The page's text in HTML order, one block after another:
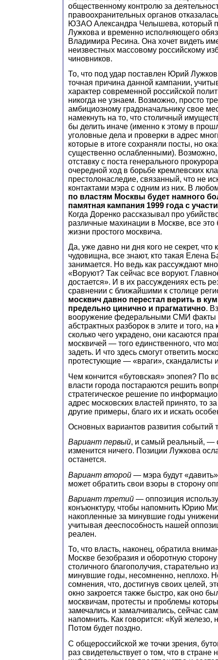
общественному контролю за
правоохранительных органов
ЮЗАО Александра Челышева, который
Лужкова и временно исполняющего
Владимира Ресина. Она хочет видеть
неизвестных массовому российскому
чиновников.
То, что под удар поставлен Юрий
точная причина данной кампании,
характер современной российской
никогда не узнаем. Возможно, просто
амбициозному градоначальнику свое
намекнуть на то, что столичный
бы делить иначе (именно к этому в
уголовные дела и проверки в адрес
которые в итоге сохраняли посты, но
существенно ослабленными).
отставку с поста генерального
очередной ход в борьбе кремлевских
престолонаследие, связанный, что не
контактами мэра с одним из них. В
по властям Москвы будет намного
памятная кампания 1999 года с
Когда Доренко рассказывал про
различные махинации в Москве, все это
жизни простого москвича.
Да, уже давно ни дня кого не секрет, что
чудовищна, все знают, кто такая Елена
занимается. Но ведь как рассуждают
«Воруют? Так сейчас все воруют.
достается». И в их рассуждениях есть
сравнении с ближайшими к столице
москвич давно перестал верить в
предельно цинично и прагматично.
вооружение федеральными СМИ факты
абстрактных разборок в элите и того, на
сколько чего украдено, они касаются
москвичей — того единственного, что
задеть. И что здесь смогут ответить
протестующие — «враги», скандалисты
Чем кончится «бутовская» эпопея? По
власти города постараются решить
стратегическое решение по
адрес московских властей принято, то
другие примеры, благо их и искать
Основных вариантов развития событий
Вариант первый, и самый реальный, —
изменится ничего. Позиции Лужкова
останется.
Вариант второй — мэра будут
может обратить свои взоры в сторону
Вариант третий — оппозиция
конъюнктуру, чтобы напомнить Юрию
накопленные за минувшие годы
учитывая дееспособность нашей
реален.
То, что власть, наконец, обратила
Москве безобразия и оборотную
столичного благополучия, старательно
минувшие годы, несомненно, неплохо.
сомнения, что, достигнув своих целей,
окно закроется также быстро, как оно
москвичам, протесты и проблемы
замечались и замалчивались, сейчас
напомнить. Как говорится: «Куй железо,
Потом будет поздно.
С общероссийской же точки зрения,
раз свидетельствует о том, что в стране